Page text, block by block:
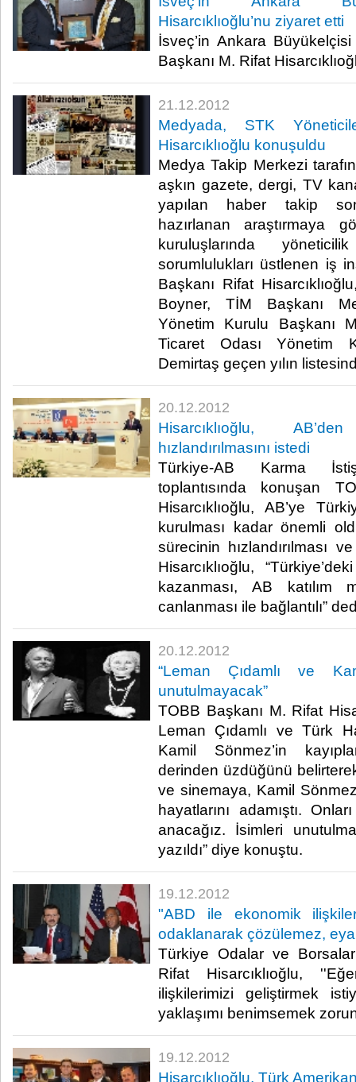
Hisarcıklıoğlu’nu ziyaret etti
İsveç’in Ankara
Başkanı M. Rifat
21.12.2012
Medyada, STK
Hisarcıklıoğlu konuşuldu
Medya Takip Merkezi
aşkın gazete, dergi, TV
yapılan haber takip
hazırlanan araştırmaya
kuruluşlarında
sorumlulukları üstlenen iş
Başkanı Rifat
Boyner, TİM Başkanı
Yönetim Kurulu Başkanı
Ticaret Odası Yönetim
Demirtaş geçen yılın
20.12.2012
Hisarcıklıoğlu,
hızlandırılmasını istedi
Türkiye-AB Karma
toplantısında konuşan
Hisarcıklıoğlu, AB’ye
kurulması kadar önemli
sürecinin hızlandırılması
Hisarcıklıoğlu,
kazanması, AB katılım
canlanması ile bağlantılı”
20.12.2012
“Leman Çıdamlı ve
unutulmayacak”
TOBB Başkanı M. Rifat
Leman Çıdamlı ve Türk
Kamil Sönmez’in
derinden üzdüğünü
ve sinemaya, Kamil
hayatlarını adamıştı.
anacağız. İsimleri
yazıldı” diye konuştu.​ ​
19.12.2012
"ABD ile ekonomik
odaklanarak çözülemez,
Türkiye Odalar ve
Rifat Hisarcıklıoğlu,
ilişkilerimizi geliştirmek
yaklaşımı benimsemek
19.12.2012
Hisarcıklıoğlu, Türk